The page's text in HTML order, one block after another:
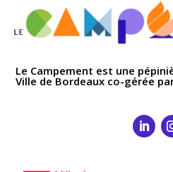
Le Campement est une
Ville de Bordeaux co-gérée